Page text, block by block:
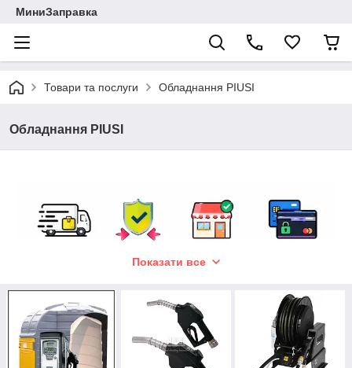
МиниЗаправка
Товари та послуги Обладнання PIUSI
Обладнання PIUSI
Показати все